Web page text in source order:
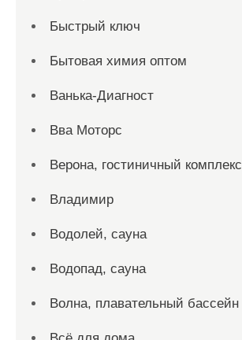
Быстрый ключ
Бытовая химия оптом
Ванька-Диагност
Вва Моторс
Верона, гостиничный комплекс
Владимир
Водолей, сауна
Водопад, сауна
Волна, плавательный бассейн